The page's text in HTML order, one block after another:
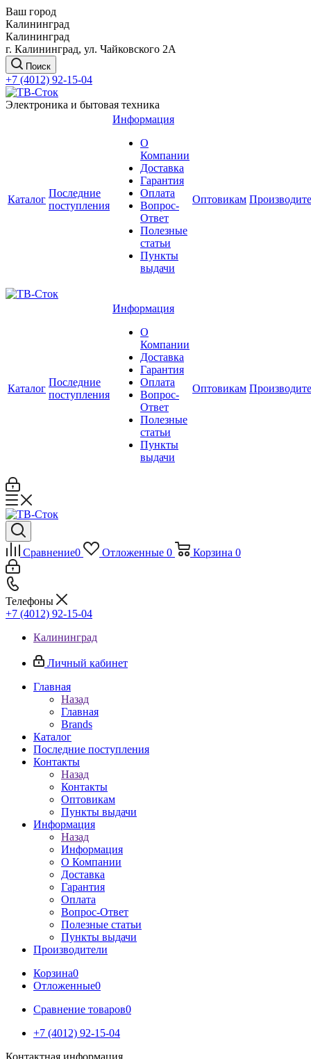
Ваш город
Калининград
Калининград
г. Калининград, ул. Чайковского 2А
Поиск
+7 (4012) 92-15-04
Электроника и бытовая техника
Каталог
Последние
поступления
Информация
О
Компании
Доставка
Гарантия
Оплата
Вопрос-
Ответ
Полезные
статьи
Пункты
выдачи
Оптовикам
Каталог
Последние
поступления
Информация
О
Компании
Доставка
Гарантия
Оплата
Вопрос-
Ответ
Полезные
статьи
Пункты
выдачи
Оптовикам
Сравнение0 Отложенные 0 Корзина 0
Телефоны
+7 (4012) 92-15-04
Калининград
Личный кабинет
Главная
Назад
Главная
Brands
Каталог
Последние поступления
Контакты
Назад
Контакты
Оптовикам
Пункты выдачи
Информация
Назад
Информация
О Компании
Доставка
Гарантия
Оплата
Вопрос-Ответ
Полезные статьи
Пункты выдачи
Производители
Корзина0
Отложенные0
Сравнение товаров0
+7 (4012) 92-15-04
Контактная информация